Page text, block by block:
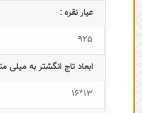
عیار نقره :
925
ابعاد تاج‌ انگشتر به میلی
13*16